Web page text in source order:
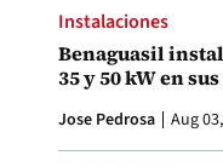
Instalaciones
Benaguasil
35 y 50 kW en
Jose Pedrosa Aug